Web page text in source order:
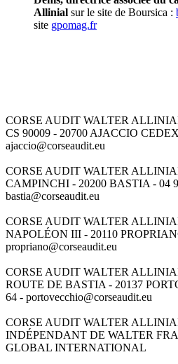
Allinial sur le site de Boursica :
site gpomag.fr
CORSE AUDIT WALTER
CS 90009 - 20700 AJACCIO
ajaccio@corseaudit.eu
CORSE AUDIT WALTER
CAMPINCHI - 20200 BASTIA - 04
bastia@corseaudit.eu
CORSE AUDIT WALTER
NAPOLÉON III - 20110
propriano@corseaudit.eu
CORSE AUDIT WALTER
ROUTE DE BASTIA - 20137
64 - portovecchio@corseaudit.eu
CORSE AUDIT WALTER
INDÉPENDANT DE WALTER
GLOBAL INTERNATIONAL